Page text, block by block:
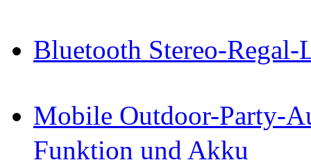
Bluetooth Stereo-
Mobile Outdoor-Party-
Funktion und Akku